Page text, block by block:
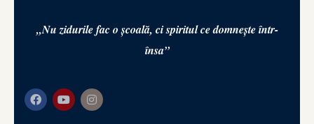
,,Nu zidurile fac o școală, ci spiritul ce domnește într-
însa”